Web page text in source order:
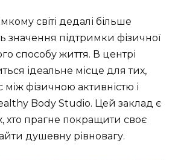
світі дедалі більше
значення підтримки фізичної
способу життя. В центрі
ідеальне місце для тих,
між фізичною активністю і
Body Studio. Цей заклад є
хто прагне покращити своє
душевну рівновагу.